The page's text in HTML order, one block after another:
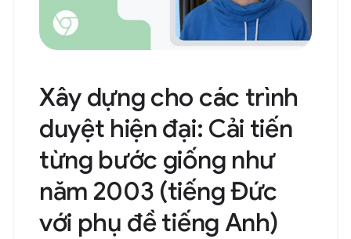
Xây dựng cho các trình
duyệt hiện đại: Cải tiến
từng bước giống như
năm 2003 (tiếng Đức
với phụ đề tiếng Anh)